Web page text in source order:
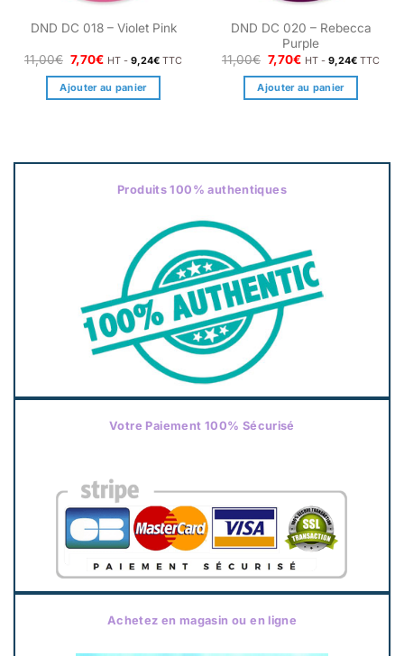
DND DC 018 – Violet Pink
11,00€ Le
prix
initial
était :
7,70€Le
actuel
est :
HT -9,24€ TTC
Ajouter au panier
DND DC 020 – Rebecca
Purple
11,00€ Le
prix
initial
était :
7,70€Le
actuel
est :
HT -9,24€ TTC
Ajouter au panier
Produits 100% authentiques
Votre Paiement 100% Sécurisé
Achetez en magasin ou en ligne